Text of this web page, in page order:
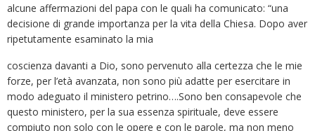
alcune affermazioni del papa con le quali ha comunicato: “una
decisione di grande importanza per la vita della Chiesa. Dopo aver
ripetutamente esaminato la mia
coscienza davanti a Dio, sono pervenuto alla certezza che le mie
forze, per l’età avanzata, non sono più adatte per esercitare in
modo adeguato il ministero petrino….Sono ben consapevole che
questo ministero, per la sua essenza spirituale, deve essere
compiuto non solo con le opere e con le parole, ma non meno